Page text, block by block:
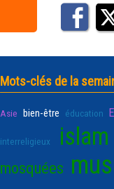
Mots-clés de la
Asie bien-être éducation
interreligieux islam
mosquées